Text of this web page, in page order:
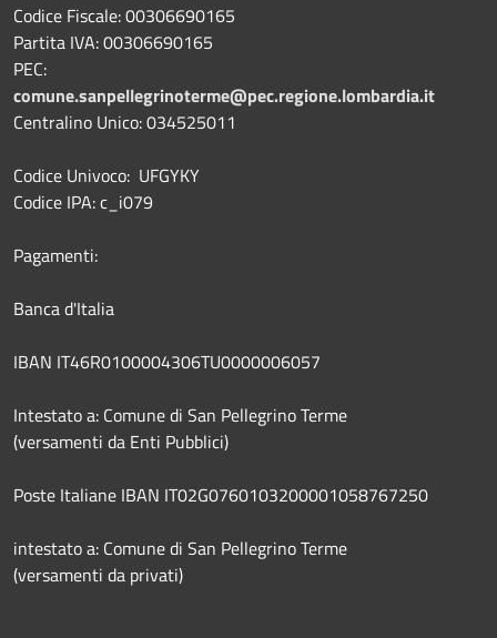
Codice Fiscale: 00306690165
Partita IVA: 00306690165
PEC:
comune.sanpellegrinoterme@pec.regione.lombardia.it
Centralino Unico: 034525011
Codice Univoco: UFGYKY
Codice IPA: c_i079
Pagamenti:
Banca d'Italia
IBAN IT46R0100004306TU0000006057
Intestato a: Comune di San Pellegrino Terme
(versamenti da Enti Pubblici)
Poste Italiane IBAN IT02G0760103200001058767250
intestato a: Comune di San Pellegrino Terme
(versamenti da privati)